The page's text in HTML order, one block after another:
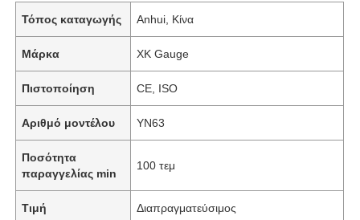
Τόπος καταγωγής Anhui, Κίνα
Μάρκα XK Gauge
Πιστοποίηση CE, ISO
Αριθμό μοντέλου ΥΝ63
Ποσότητα
παραγγελίας min
100 τεμ
Τιμή Διαπραγματεύσιμος